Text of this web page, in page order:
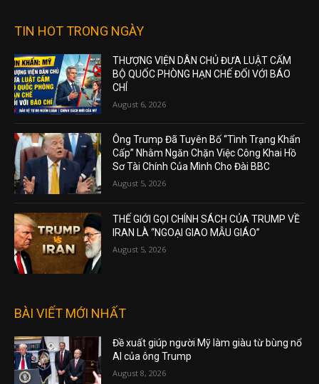
TIN HOT TRONG NGÀY
THƯỢNG VIỆN DÂN CHỦ ĐƯA LUẬT CẤM
BỘ QUỐC PHÒNG HẠN CHẾ ĐỐI VỚI BÁO
CHÍ
August 6, 2026
Ông Trump Đã Tuyên Bố “Tình Trạng Khẩn
Cấp” Nhằm Ngăn Chặn Việc Công Khai Hồ
Sơ Tài Chính Của Mình Cho Đài BBC
August 5, 2026
THẾ GIỚI GỌI CHÍNH SÁCH CỦA TRUMP VỀ
IRAN LÀ “NGOẠI GIAO MẪU GIÁO”
August 5, 2026
BÀI VIẾT MỚI NHẤT
Đề xuất giúp người Mỹ làm giàu từ bùng nổ
AI của ông Trump
August 8, 2026